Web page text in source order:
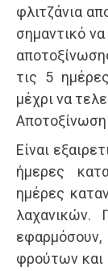
φλιτζάνια
σημαντικό
τις 5
μέχρι να
Είναι
ήμερες
ημέρες
λαχανικών.
φρούτων και